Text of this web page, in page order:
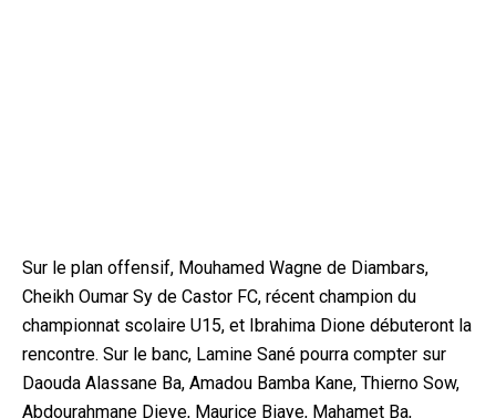
Sur le plan offensif, Mouhamed Wagne de Diambars,
Cheikh Oumar Sy de Castor FC, récent champion du
championnat scolaire U15, et Ibrahima Dione débuteront la
rencontre. Sur le banc, Lamine Sané pourra compter sur
Daouda Alassane Ba, Amadou Bamba Kane, Thierno Sow,
Abdourahmane Dieye, Maurice Biaye, Mahamet Ba,